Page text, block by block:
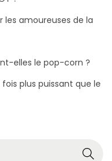
les amoureuses de la
elles le pop-corn ?
plus puissant que le